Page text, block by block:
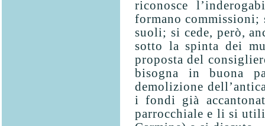
riconosce
for­mano commissioni;
suoli; si cede, però,
sotto la spinta dei
proposta del
bisogna in buona
demolizione
i fondi già
parrocchiale e li si